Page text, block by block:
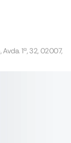
1ª, 32, 02007,